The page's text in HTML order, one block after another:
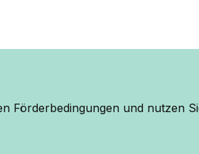
Förderbedingungen und nutzen